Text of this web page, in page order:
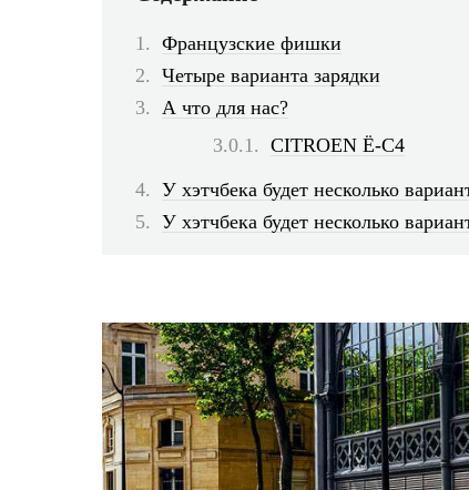
Французские фишки
Четыре варианта зарядки
А что для нас?
CITROEN Ё-С4
У хэтчбека будет несколько
У хэтчбека будет несколько